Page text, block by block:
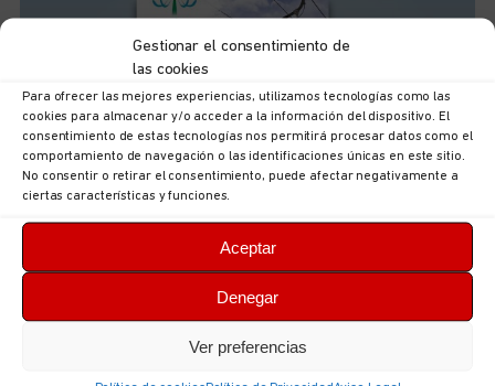
Gestionar el consentimiento de
las cookies
Para ofrecer las mejores experiencias, utilizamos tecnologías como las
cookies para almacenar y/o acceder a la información del dispositivo. El
consentimiento de estas tecnologías nos permitirá procesar datos como el
comportamiento de navegación o las identificaciones únicas en este sitio.
No consentir o retirar el consentimiento, puede afectar negativamente a
ciertas características y funciones.
Aceptar
Denegar
Ver preferencias
Estas son las características:
utilizarse la entrada de adulto para menores de